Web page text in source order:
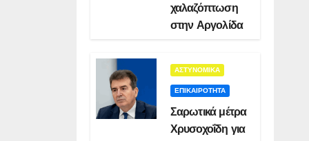
χαλαζόπτωση
στην Αργολίδα
ΑΣΤΥΝΟΜΙΚΑ
ΕΠΙΚΑΙΡΟΤΗΤΑ
Σαρωτικά μέτρα
Χρυσοχοΐδη για